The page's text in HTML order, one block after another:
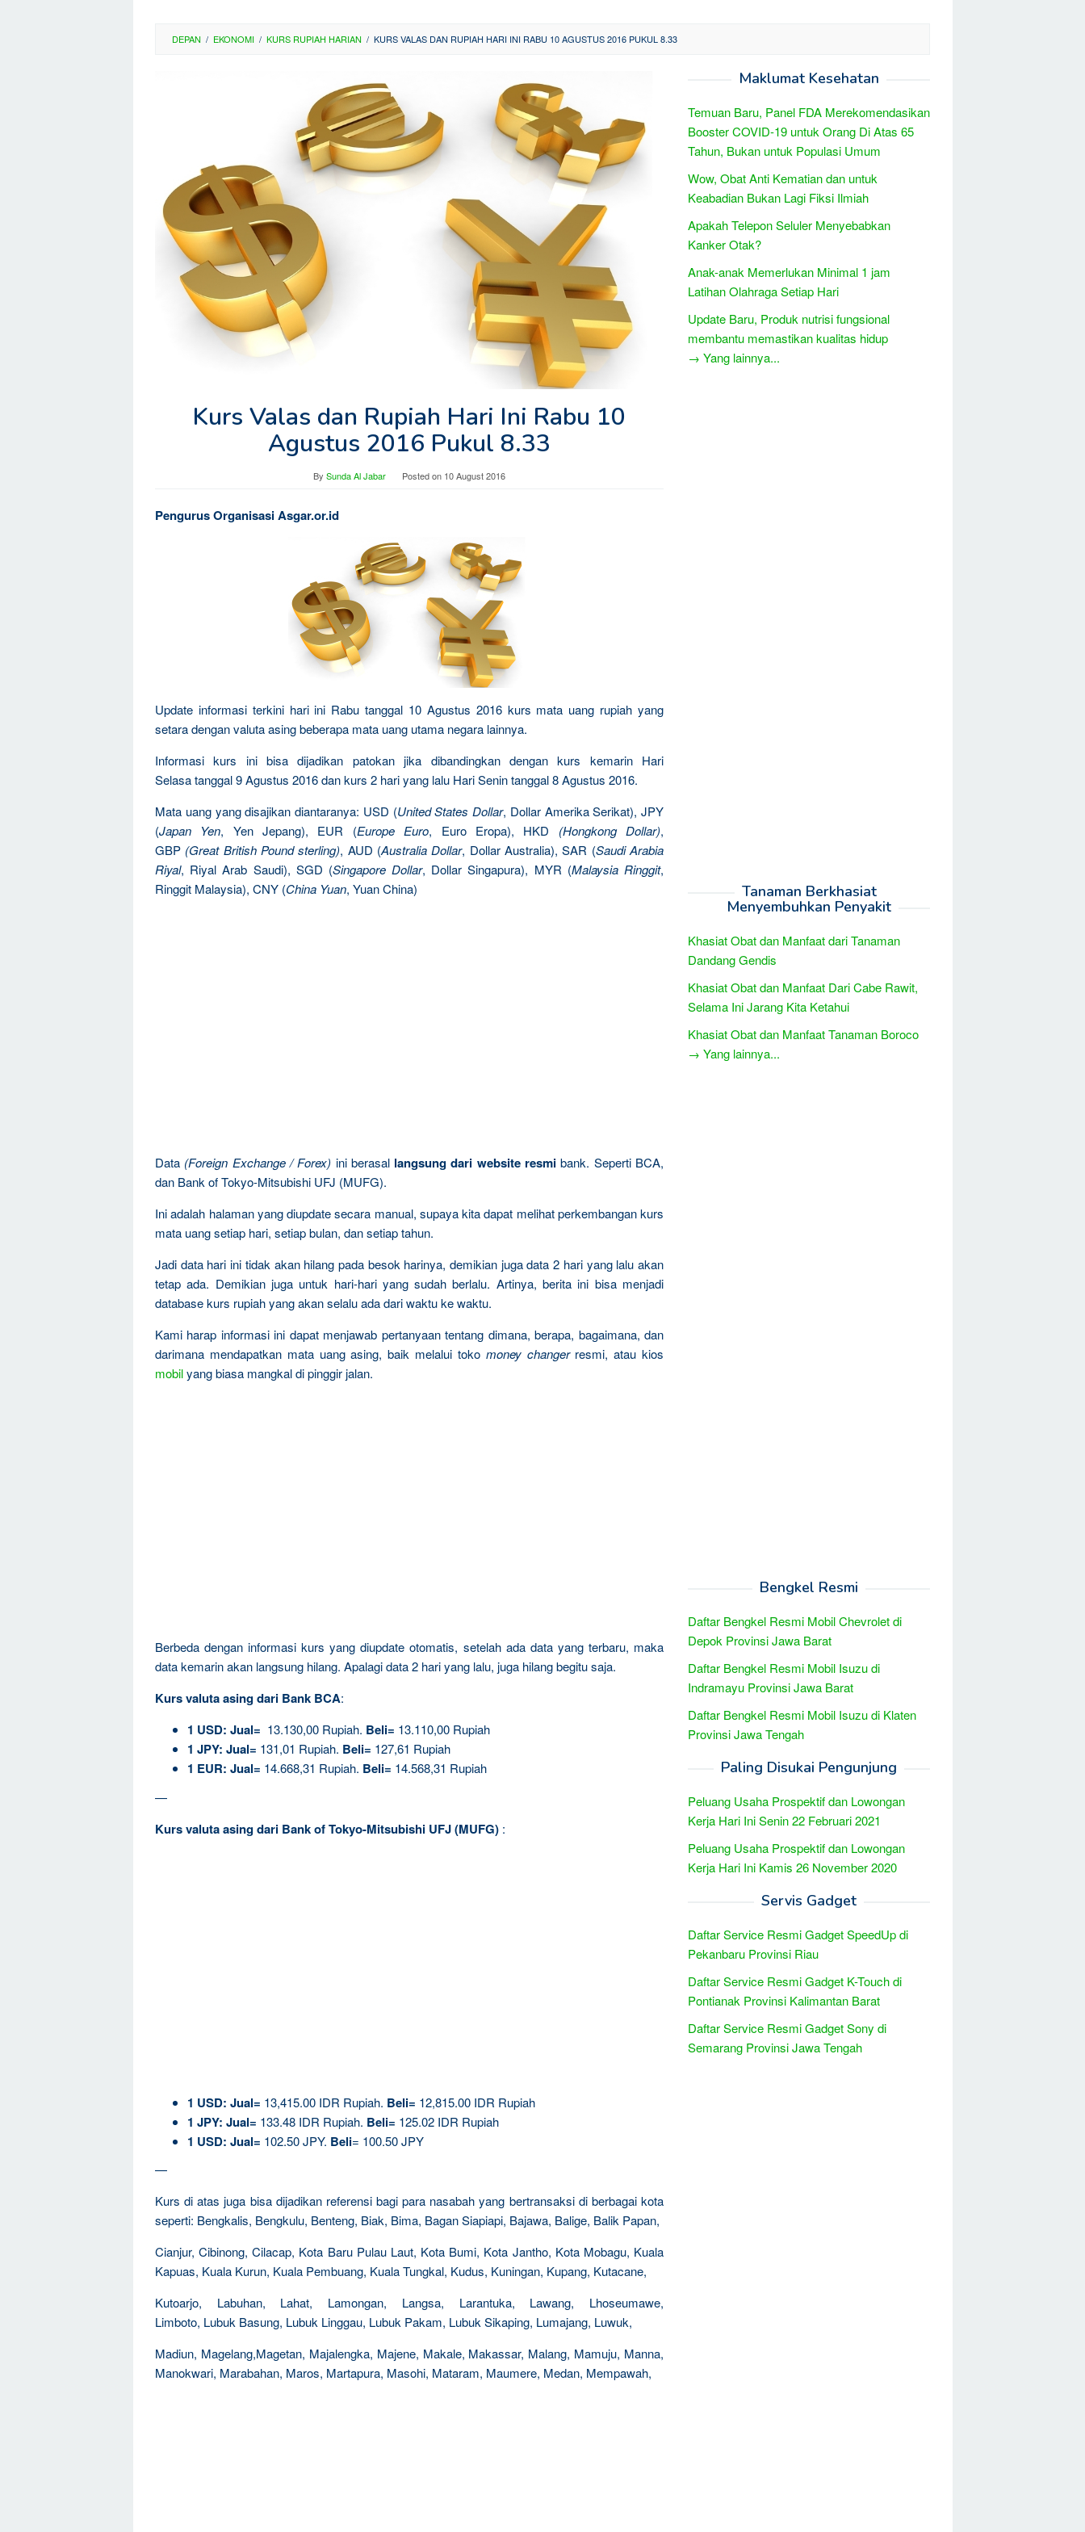
DEPAN / EKONOMI / KURS RUPIAH HARIAN / KURS VALAS DAN RUPIAH HARI INI RABU 10 AGUSTUS 2016 PUKUL 8.33
Kurs Valas dan Rupiah Hari Ini Rabu 10
Agustus 2016 Pukul 8.33
By Sunda Al Jabar Posted on 10 August 2016
Pengurus Organisasi Asgar.or.id
Update informasi terkini hari ini Rabu tanggal 10 Agustus 2016 kurs mata uang rupiah yang
setara dengan valuta asing beberapa mata uang utama negara lainnya.
Informasi kurs ini bisa dijadikan patokan jika dibandingkan dengan kurs kemarin Hari
Selasa tanggal 9 Agustus 2016 dan kurs 2 hari yang lalu Hari Senin tanggal 8 Agustus 2016.
Mata uang yang disajikan diantaranya: USD (United States Dollar, Dollar Amerika Serikat), JPY
(Japan Yen, Yen Jepang), EUR (Europe Euro, Euro Eropa), HKD (Hongkong Dollar),
GBP (Great British Pound sterling), AUD (Australia Dollar, Dollar Australia), SAR (Saudi Arabia
Riyal, Riyal Arab Saudi), SGD (Singapore Dollar, Dollar Singapura), MYR (Malaysia Ringgit,
Ringgit Malaysia), CNY (China Yuan, Yuan China)
Data (Foreign Exchange / Forex) ini berasal langsung dari website resmi bank. Seperti BCA,
dan Bank of Tokyo-Mitsubishi UFJ (MUFG).
Ini adalah halaman yang diupdate secara manual, supaya kita dapat melihat perkembangan kurs
mata uang setiap hari, setiap bulan, dan setiap tahun.
Jadi data hari ini tidak akan hilang pada besok harinya, demikian juga data 2 hari yang lalu akan
tetap ada. Demikian juga untuk hari-hari yang sudah berlalu. Artinya, berita ini bisa menjadi
database kurs rupiah yang akan selalu ada dari waktu ke waktu.
Kami harap informasi ini dapat menjawab pertanyaan tentang dimana, berapa, bagaimana, dan
darimana mendapatkan mata uang asing, baik melalui toko money changerresmi, atau kios
mobilyang biasa mangkal di pinggir jalan.
Berbeda dengan informasi kurs yang diupdate otomatis, setelah ada data yang terbaru, maka
data kemarin akan langsung hilang. Apalagi data 2 hari yang lalu, juga hilang begitu saja.
Kurs valuta asing dari Bank BCA:
1 USD: Jual= 13.130,00 Rupiah. Beli= 13.110,00 Rupiah
1 JPY: Jual= 131,01 Rupiah. Beli= 127,61 Rupiah
1 EUR: Jual= 14.668,31 Rupiah. Beli= 14.568,31 Rupiah
—
Kurs valuta asing dari Bank of Tokyo-Mitsubishi UFJ (MUFG) :
1 USD: Jual= 13,415.00 IDR Rupiah. Beli= 12,815.00 IDR Rupiah
1 JPY: Jual= 133.48 IDR Rupiah. Beli= 125.02 IDR Rupiah
1 USD: Jual= 102.50 JPY. Beli= 100.50 JPY
—
Kurs di atas juga bisa dijadikan referensi bagi para nasabah yang bertransaksi di berbagai kota
seperti: Bengkalis, Bengkulu, Benteng, Biak, Bima, Bagan Siapiapi, Bajawa, Balige, Balik Papan,
Cianjur, Cibinong, Cilacap, Kota Baru Pulau Laut, Kota Bumi, Kota Jantho, Kota Mobagu, Kuala
Kapuas, Kuala Kurun, Kuala Pembuang, Kuala Tungkal, Kudus, Kuningan, Kupang, Kutacane,
Kutoarjo, Labuhan, Lahat, Lamongan, Langsa, Larantuka, Lawang, Lhoseumawe,
Limboto, Lubuk Basung, Lubuk Linggau, Lubuk Pakam, Lubuk Sikaping, Lumajang, Luwuk,
Madiun, Magelang,Magetan, Majalengka, Majene, Makale, Makassar, Malang, Mamuju, Manna,
Manokwari, Marabahan, Maros, Martapura, Masohi, Mataram, Maumere, Medan, Mempawah,
Maklumat Kesehatan
Temuan Baru, Panel FDA Merekomendasikan
Booster COVID-19 untuk Orang Di Atas 65
Tahun, Bukan untuk Populasi Umum
Wow, Obat Anti Kematian dan untuk
Keabadian Bukan Lagi Fiksi Ilmiah
Apakah Telepon Seluler Menyebabkan
Kanker Otak?
Anak-anak Memerlukan Minimal 1 jam
Latihan Olahraga Setiap Hari
Update Baru, Produk nutrisi fungsional
membantu memastikan kualitas hidup
→ Yang lainnya...
Tanaman Berkhasiat
Menyembuhkan Penyakit
Khasiat Obat dan Manfaat dari Tanaman
Dandang Gendis
Khasiat Obat dan Manfaat Dari Cabe Rawit,
Selama Ini Jarang Kita Ketahui
Khasiat Obat dan Manfaat Tanaman Boroco
→ Yang lainnya...
Bengkel Resmi
Daftar Bengkel Resmi Mobil Chevrolet di
Depok Provinsi Jawa Barat
Daftar Bengkel Resmi Mobil Isuzu di
Indramayu Provinsi Jawa Barat
Daftar Bengkel Resmi Mobil Isuzu di Klaten
Provinsi Jawa Tengah
Paling Disukai Pengunjung
Peluang Usaha Prospektif dan Lowongan
Kerja Hari Ini Senin 22 Februari 2021
Peluang Usaha Prospektif dan Lowongan
Kerja Hari Ini Kamis 26 November 2020
Servis Gadget
Daftar Service Resmi Gadget SpeedUp di
Pekanbaru Provinsi Riau
Daftar Service Resmi Gadget K-Touch di
Pontianak Provinsi Kalimantan Barat
Daftar Service Resmi Gadget Sony di
Semarang Provinsi Jawa Tengah